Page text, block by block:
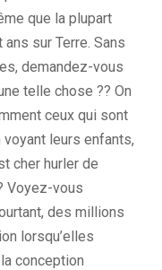
que la plupart
sur Terre. Sans
demandez-vous
telle chose ?? On
ceux qui sont
leurs enfants,
cher hurler de
Voyez-vous
des millions
lorsqu’elles
conception